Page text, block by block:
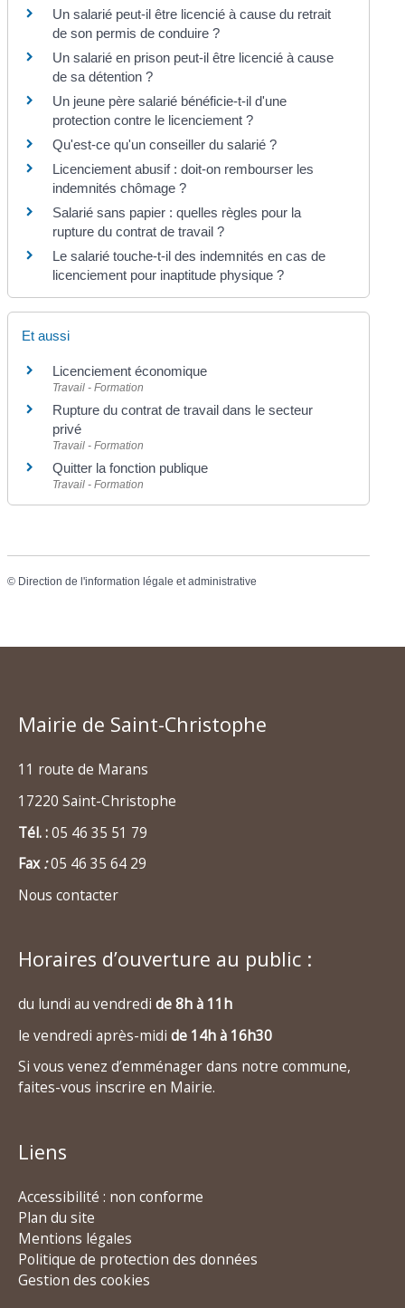
Un salarié peut-il être licencié à cause du retrait
de son permis de conduire ?
Un salarié en prison peut-il être licencié à cause
de sa détention ?
Un jeune père salarié bénéficie-t-il d'une
protection contre le licenciement ?
Qu'est-ce qu'un conseiller du salarié ?
Licenciement abusif : doit-on rembourser les
indemnités chômage ?
Salarié sans papier : quelles règles pour la
rupture du contrat de travail ?
Le salarié touche-t-il des indemnités en cas de
licenciement pour inaptitude physique ?
Et aussi
Licenciement économique
Travail - Formation
Rupture du contrat de travail dans le secteur
privé
Travail - Formation
Quitter la fonction publique
Travail - Formation
© Direction de l'information légale et administrative
Mairie de Saint-Christophe
11 route de Marans
17220 Saint-Christophe
Tél. :05 46 35 51 79
Fax:05 46 35 64 29
Nous contacter
Horaires d’ouverture au public :
du lundi au vendredi de 8h à 11h
le vendredi après-midi de 14h à 16h30
Si vous venez d’emménager dans notre commune,
faites-vous inscrire en Mairie.
Liens
Accessibilité : non conforme
Plan du site
Mentions légales
Politique de protection des données
Gestion des cookies